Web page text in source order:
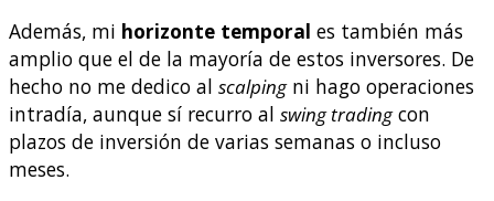
Además, mi horizonte temporal es también más
amplio que el de la mayoría de estos inversores. De
hecho no me dedico al scalpingni hago operaciones
intradía, aunque sí recurro al swing tradingcon
plazos de inversión de varias semanas o incluso
meses.